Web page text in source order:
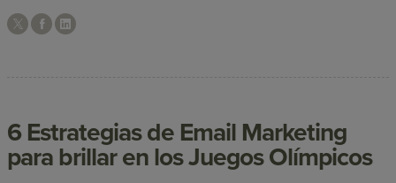
6 Estrategias de Email Marketing
para brillar en los Juegos Olímpicos